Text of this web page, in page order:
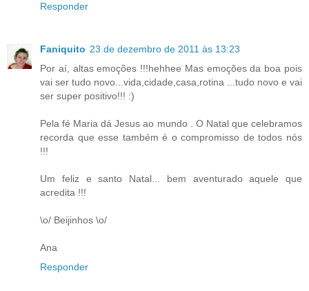
Responder
Faniquito 23 de dezembro de 2011 às 13:23
Por aí, altas emoções !!!hehhee Mas emoções da boa pois
vai ser tudo novo...vida,cidade,casa,rotina ...tudo novo e vai
ser super positivo!!! :)
Pela fé Maria dá Jesus ao mundo . O Natal que celebramos
recorda que esse também é o compromisso de todos nós
!!!
Um feliz e santo Natal... bem aventurado aquele que
acredita !!!
\o/ Beijinhos \o/
Ana
Responder